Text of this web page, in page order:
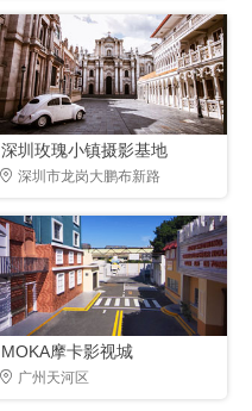
深圳玫瑰小镇摄影基地
深圳市龙岗大鹏布新路
MOKA摩卡影视城
广州天河区